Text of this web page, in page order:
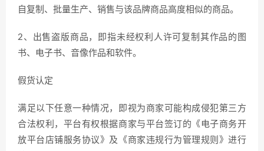
自复制、批量生产、销售与该品牌商品高度相似的商品。
2、出售盗版商品，即指未经权利人许可复制其作品的图
书、电子书、音像作品和软件。
假货认定
满足以下任意一种情况，即视为商家可能构成侵犯第三方
合法权利，平台有权根据商家与平台签订的《电子商务开
放平台店铺服务协议》及《商家违规行为管理规则》进行